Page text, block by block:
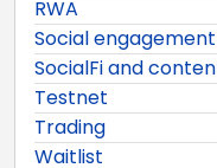
RWA
Social
SocialFi and
Testnet
Trading
Waitlist